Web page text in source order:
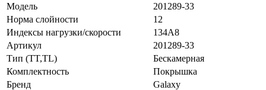
Модель
201289-33
Норма слойности
12
Индексы нагрузки/скорости
134A8
Артикул
201289-33
Тип (TT,TL)
Бескамерная
Комплектность
Покрышка
Бренд
Galaxy